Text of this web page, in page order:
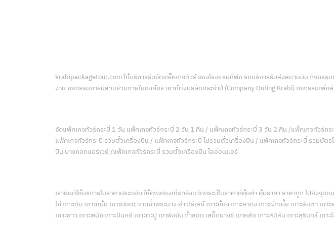
krabipackagetour.com ให้บริการรับจัดแพ็คเกจทัวร์ จองโรงแรมที่พัก รถบริการรับส่งสนามบิน กิจก
งาน กิจกรรมการมีส่วนร่วมภายในองค์กร เอาท์ติ้งบริษัทประจำปี (Company Outing Krabi) กิจกรรมเพื่อ
จัดแพ็คเกจทัวร์กระบี่ 1 วัน แพ็คเกจทัวร์กระบี่ 2 วัน 1 คืน / แพ็คเกจทัวร์กระบี่ 3 วัน 2 คืน /แพ็คเกจทัวร์
แพ็คเกจทัวร์กระบี่ รวมตั๋วเครื่องบิน / แพ็คเกจทัวร์กระบี่ ไม่รวมตั๋วเครื่องบิน / แพ็คเกจทัวร์กระบี่ รวมบั
บิน บางกอกแอร์เวย์ /แพ็คเกจทัวร์กระบี่ รวมตั๋วเครื่องบิน ไลอ้อนแอร์
เรายินดีให้บริการในราคาประหยัด ให้คุณท่องเที่ยวจังหวัดกระบี่ในราคาที่คุ้มค่า คุ้มราคา ราคาถูก ไปยังจุ
ไก่ เกาะทับ เกาะหม้อ เกาะปอดะ หาดถ้ำพระนาง อ่าวไร่เลย์ เกาะห้อง เกาะลาดิง เกาะผักเบี้ย เกาะลันตา เ
เกาะยาว เกาะพนัก เกาะปันหยี เกาะตะปู เขาพิงกัน ถ้ำลอด เสม็ดนางชี เขาหลัก เกาะสิมิลัน เกาะสุรินทร์ เกา